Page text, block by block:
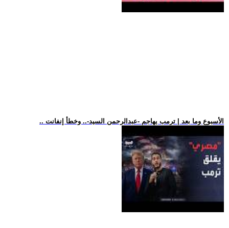
.. الأسبوع وما بعد | ترمب يهاجم -عبدالرحمن السيد-.. وخطأ إنفانت